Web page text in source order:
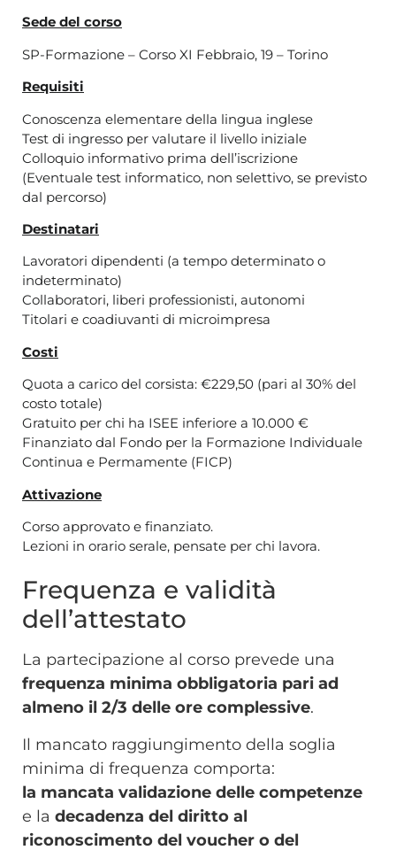
Sede del corso
SP-Formazione – Corso XI Febbraio, 19 – Torino
Requisiti
Conoscenza elementare della lingua inglese
Test di ingresso per valutare il livello iniziale
Colloquio informativo prima dell’iscrizione
(Eventuale test informatico, non selettivo, se previsto
dal percorso)
Destinatari
Lavoratori dipendenti (a tempo determinato o
indeterminato)
Collaboratori, liberi professionisti, autonomi
Titolari e coadiuvanti di microimpresa
Costi
Quota a carico del corsista: €229,50 (pari al 30% del
costo totale)
Gratuito per chi ha ISEE inferiore a 10.000 €
Finanziato dal Fondo per la Formazione Individuale
Continua e Permamente (FICP)
Attivazione
Corso approvato e finanziato.
Lezioni in orario serale, pensate per chi lavora.
Frequenza e validità
dell’attestato
La partecipazione al corso prevede una
frequenza minima obbligatoria pari ad
almeno il 2/3 delle ore complessive.
Il mancato raggiungimento della soglia
minima di frequenza comporta:
la mancata validazione delle competenze
e la decadenza del diritto al
riconoscimento del voucher o del